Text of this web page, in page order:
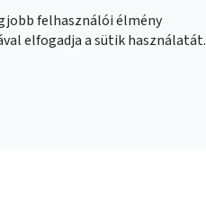
felhasználói élmény
elfogadja a sütik használatát.